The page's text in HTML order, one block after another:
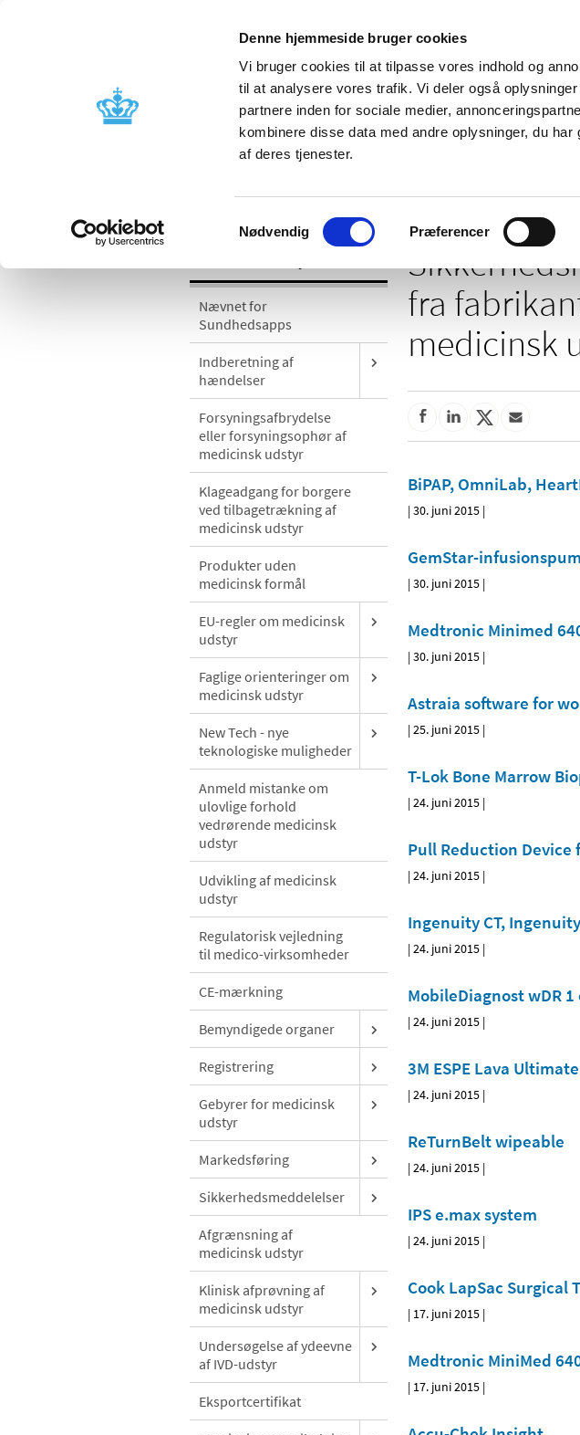
Denne hjemmeside bruger cookies
Vi bruger cookies til at tilpasse vores indhold og
til at analysere vores trafik. Vi deler også
partnere inden for sociale medier,
kombinere disse data med andre oplysninger, du
af deres tjenester.
Samtykkevalg
Nødvendig Præferencer
Godkendelse og
Bivirkninger og
produktinformation
Tilskud
Nævnet for
Sundhedsapps
Indberetning af
hændelser
Forsyningsafbrydelse
eller forsyningsophør af
medicinsk udstyr
Klageadgang for borgere
ved tilbagetrækning af
medicinsk udstyr
Produkter uden
medicinsk formål
EU-regler om medicinsk
udstyr
Faglige orienteringer om
medicinsk udstyr
New Tech - nye
teknologiske muligheder
Anmeld mistanke om
ulovlige forhold
vedrørende medicinsk
udstyr
Udvikling af medicinsk
udstyr
Regulatorisk vejledning
til medico-virksomheder
CE-mærkning
Bemyndigede organer
Registrering
Gebyrer for medicinsk
udstyr
Markedsføring
Sikkerhedsmeddelelser
Afgrænsning af
medicinsk udstyr
Klinisk afprøvning af
medicinsk udstyr
Undersøgelse af ydeevne
af IVD-udstyr
Eksportcertifikat
fra
medicinsk
BiPAP, OmniLab,
|30. juni 2015 |
GemStar-
|30. juni 2015 |
Medtronic Minimed
|30. juni 2015 |
Astraia software for
|25. juni 2015 |
T-Lok Bone Marrow
|24. juni 2015 |
Pull Reduction Device
|24. juni 2015 |
Ingenuity CT,
|24. juni 2015 |
MobileDiagnost wDR 1
|24. juni 2015 |
3M ESPE Lava Ultimate
|24. juni 2015 |
ReTurnBelt wipeable
|24. juni 2015 |
IPS e.max system
|24. juni 2015 |
Cook LapSac Surgical
| 17. juni 2015 |
Medtronic MiniMed
| 17. juni 2015 |